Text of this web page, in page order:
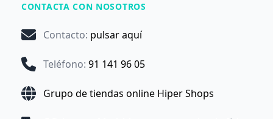
CONTACTA CON NOSOTROS
Contacto: pulsar aquí
Teléfono: 91 141 96 05
Grupo de tiendas online Hiper Shops